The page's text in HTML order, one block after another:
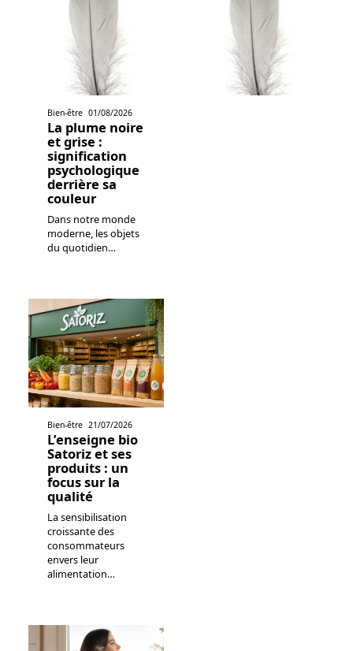
Bien-être 01/08/2026
La plume noire
et grise :
signification
psychologique
derrière sa
couleur
Dans notre monde
moderne, les objets
du quotidien…
Bien-être 21/07/2026
L’enseigne bio
Satoriz et ses
produits : un
focus sur la
qualité
La sensibilisation
croissante des
consommateurs
envers leur
alimentation…